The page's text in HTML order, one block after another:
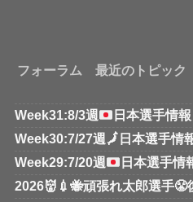
フォーラム 最近のトピック
Week31:8/3週 日本選手情報
Week30:7/27週 🗾 日本選手情
Week29:7/20週
日本選手情
2026👹💉🐝頑張れ太郎選手😤